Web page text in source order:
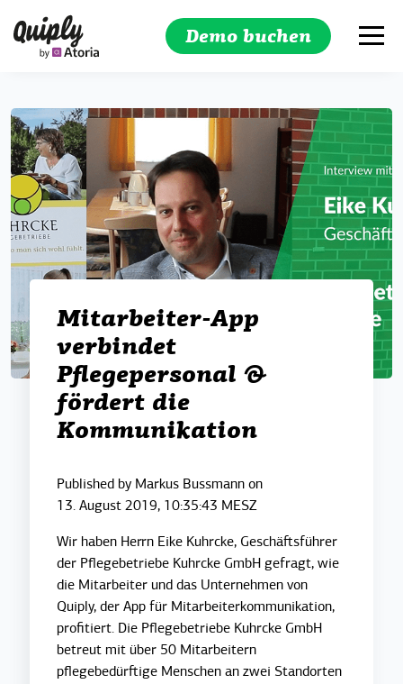
Demo buchen
Suchen
Mitarbeiter-App
verbindet
Pflegepersonal &
fördert die
Kommunikation
Published by Markus Bussmannon
13. August 2019, 10:35:43 MESZ
Wir haben Herrn Eike Kuhrcke, Geschäftsführer
der Pflegebetriebe Kuhrcke GmbH gefragt, wie
die Mitarbeiter und das Unternehmen von
Quiply, der App für Mitarbeiterkommunikation,
profitiert. Die Pflegebetriebe Kuhrcke GmbH
betreut mit über 50 Mitarbeitern
pflegebedürftige Menschen an zwei Standorten